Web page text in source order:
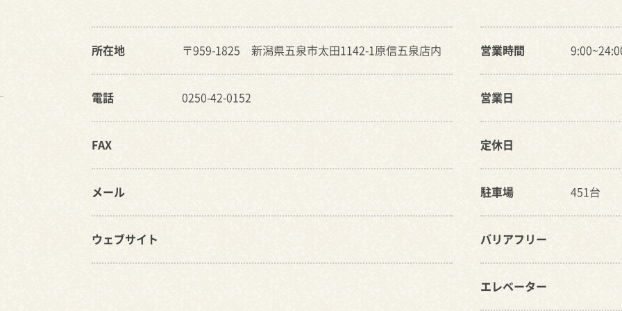
所在地 〒959-1825 新潟県五泉市太田1142-1原信五泉店内
電話 0250-42-0152
FAX
メール
ウェブサイト
営業時間
営業日
定休日
駐車場 451台
バリアフリー
エレベーター